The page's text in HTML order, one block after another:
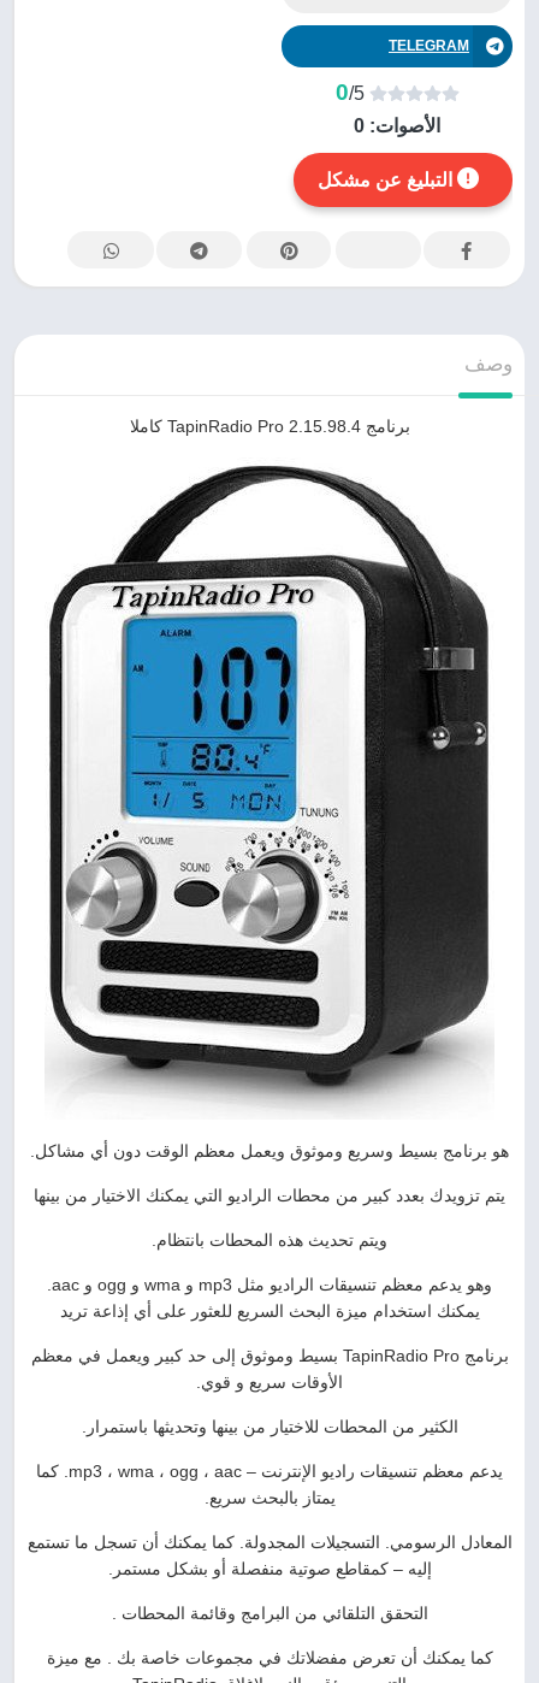
TELEGRAM
0/5
الأصوات: 0
التبليغ عن مشكل
وصف
برنامج TapinRadio Pro 2.15.98.4 كاملا
هو برنامج بسيط وسريع وموثوق ويعمل معظم الوقت دون أي مشاكل.
يتم تزويدك بعدد كبير من محطات الراديو التي يمكنك الاختيار من بينها
ويتم تحديث هذه المحطات بانتظام.
يمكنك استخدام ميزة البحث السريع للعثور على أي إذاعة تريد
برنامج TapinRadio Pro بسيط وموثوق إلى حد كبير ويعمل في معظم
الأوقات سريع و قوي.
الكثير من المحطات للاختيار من بينها وتحديثها باستمرار.
يدعم معظم تنسيقات راديو الإنترنت – mp3 ، wma ، ogg ، aac. كما
يمتاز بالبحث سريع.
المعادل الرسومي. التسجيلات المجدولة. كما يمكنك أن تسجل ما تستمع
إليه – كمقاطع صوتية منفصلة أو بشكل مستمر.
التحقق التلقائي من البرامج وقائمة المحطات .
كما يمكنك أن تعرض مفضلاتك في مجموعات خاصة بك . مع ميزة